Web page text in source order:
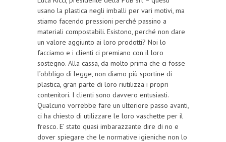
usano la plastica negli imballi per vari motivi, ma
stiamo facendo pressioni perché passino a
materiali compostabili. Esistono, perché non dare
un valore aggiunto ai loro prodotti? Noi lo
facciamo e i clienti ci premiano con il loro
sostegno. Alla cassa, da molto prima che ci fosse
l’obbligo di legge, non diamo più sportine di
plastica, gran parte di loro riutilizza i propri
contenitori. I clienti sono davvero entusiasti.
Qualcuno vorrebbe fare un ulteriore passo avanti,
ci ha chiesto di utilizzare le loro vaschette per il
fresco. E’ stato quasi imbarazzante dire di no e
dover spiegare che le normative igieniche non lo